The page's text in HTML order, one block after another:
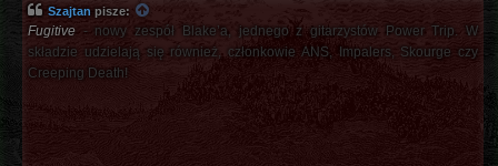
Szajtanpisze:
Fugitive - nowy zespół Blake’a, jednego z gitarzystów Power Trip. W
składzie udzielają się również, członkowie ANS, Impalers, Skourge czy
Creeping Death!